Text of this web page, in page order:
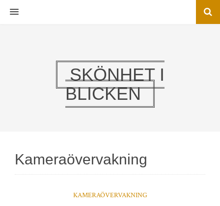
MENU
SKÖNHET I
BLICKEN
Kameraövervakning
KAMERAÖVERVAKNING